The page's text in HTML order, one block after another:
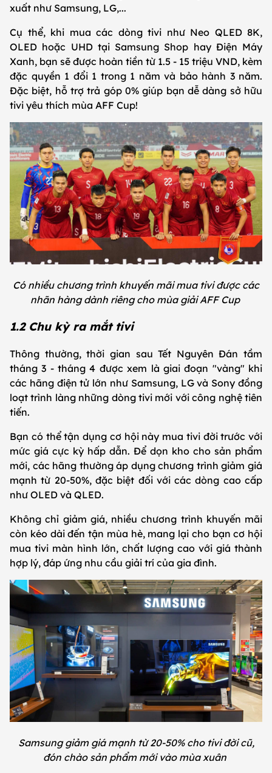
xuất như Samsung, LG,...
Cụ thể, khi mua các dòng tivi như Neo QLED 8K,
OLED hoặc UHD tại Samsung Shop hay Điện Máy
Xanh, bạn sẽ được hoàn tiền từ 1.5 - 15 triệu VND, kèm
đặc quyền 1 đổi 1 trong 1 năm và bảo hành 3 năm.
Đặc biệt, hỗ trợ trả góp 0% giúp bạn dễ dàng sở hữu
tivi yêu thích mùa AFF Cup!
Có nhiều chương trình khuyến mãi mua tivi được các
nhãn hàng dành riêng cho mùa giải AFF Cup
1.2 Chu kỳ ra mắt tivi
Thông thường, thời gian sau Tết Nguyên Đán tầm
tháng 3 - tháng 4 được xem là giai đoạn "vàng" khi
các hãng điện tử lớn như Samsung, LG và Sony đồng
loạt trình làng những dòng tivi mới với công nghệ tiên
tiến.
Bạn có thể tận dụng cơ hội này mua tivi đời trước với
mức giá cực kỳ hấp dẫn. Để dọn kho cho sản phẩm
mới, các hãng thường áp dụng chương trình giảm giá
mạnh từ 20-50%, đặc biệt đối với các dòng cao cấp
như OLED và QLED.
Không chỉ giảm giá, nhiều chương trình khuyến mãi
còn kéo dài đến tận mùa hè, mang lại cho bạn cơ hội
mua tivi màn hình lớn, chất lượng cao với giá thành
hợp lý, đáp ứng nhu cầu giải trí của gia đình.
Samsung giảm giá mạnh từ 20-50% cho tivi đời cũ,
đón chào sản phẩm mới vào mùa xuân